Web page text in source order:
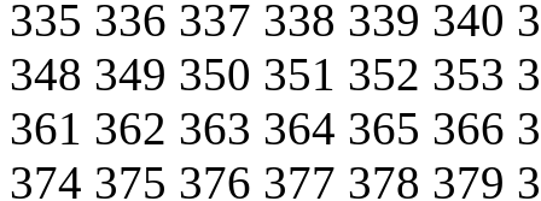
335 336 337 338 339 340
348 349 350 351 352 353
361 362 363 364 365 366
374 375 376 377 378 379